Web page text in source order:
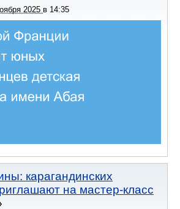
2025 в 14:35
карагандинских
на мастер-класс